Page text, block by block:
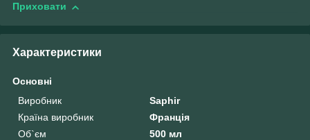
Приховати
Характеристики
Основні
Виробник
Saphir
Країна виробник
Франція
Об`єм
500 мл